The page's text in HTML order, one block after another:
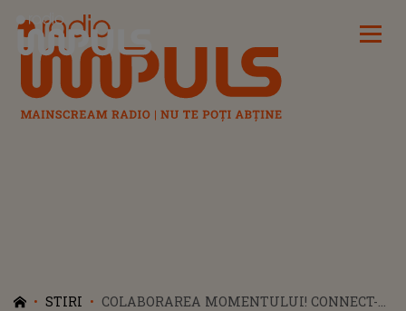
Radio Impuls
STIRI
COLABORAREA MOMENTULUI! CONNECT-R